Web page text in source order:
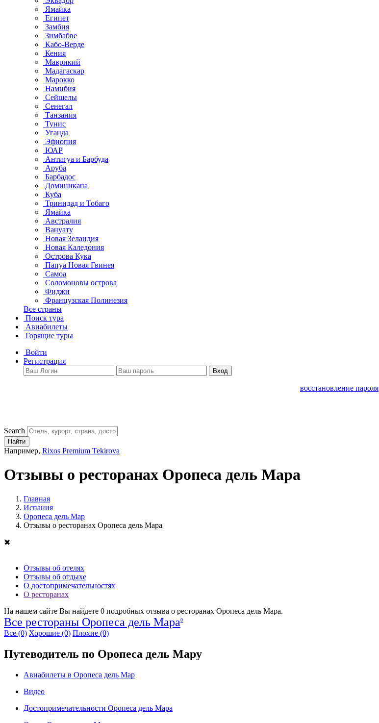
Ямайка
Египет
Замбия
Зимбабве
Кабо-Верде
Кения
Маврикий
Мадагаскар
Марокко
Намибия
Сейшелы
Сенегал
Танзания
Тунис
Уганда
Эфиопия
ЮАР
Антигуа и Барбуда
Аруба
Барбадос
Доминикана
Куба
Тринидад и Тобаго
Ямайка
Австралия
Вануату
Новая Зеландия
Новая Каледония
Острова Кука
Папуа Новая Гвинея
Самоа
Соломоновы острова
Фиджи
Французская Полинезия
Все страны
Поиск тура
Авиабилеты
Горящие туры
Войти
Регистрация
Вход
восстановление пароля
Search
Найти
Например, Rixos Premium Tekirova
Отзывы о ресторанах Оропеса дель Мара
Главная
Испания
Оропеса дель Мар
Отзывы о ресторанах Оропеса дель Мара
✖
Отзывы об отелях
Отзывы об отдыхе
О достопримечательностях
О ресторанах
На нашем сайте Вы найдете 0 подробных отзыва о ресторанах Оропеса дель Мара.
Все рестораны Оропеса дель Мара0
Все (0) Хорошие (0) Плохие (0)
Путеводитель по Оропеса дель Мару
Авиабилеты в Оропеса дель Мар
Видео
Достопримечательности Оропеса дель Мара